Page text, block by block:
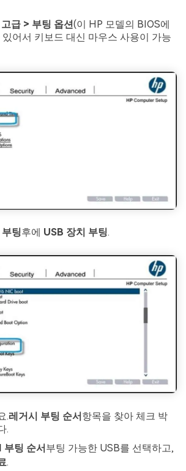
고급 > 부팅 옵션(이 HP 모델의 BIOS에
어서 키보드 대신 마우스 사용이 가능
팅후에 USB 장치 부팅.
.레거시 부팅 순서항목을 찾아 체크 박
.
부팅 순서 부팅 가능한 USB를 선택하고,
.